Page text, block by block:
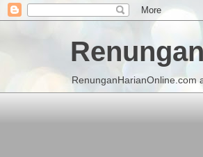
RenunganHarianOnline.com